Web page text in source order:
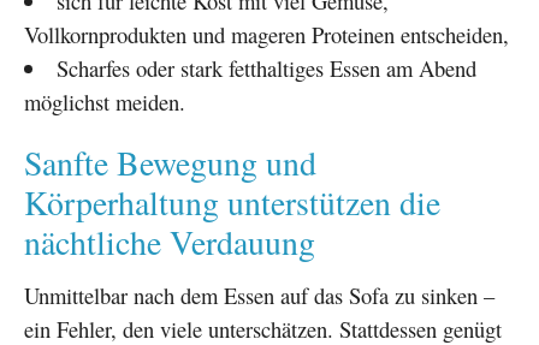
Vollkornprodukten und mageren Proteinen entscheiden,
Scharfes oder stark fetthaltiges Essen am Abend
möglichst meiden.
Sanfte Bewegung und
Körperhaltung unterstützen die
nächtliche Verdauung
Unmittelbar nach dem Essen auf das Sofa zu sinken –
ein Fehler, den viele unterschätzen. Stattdessen genügt